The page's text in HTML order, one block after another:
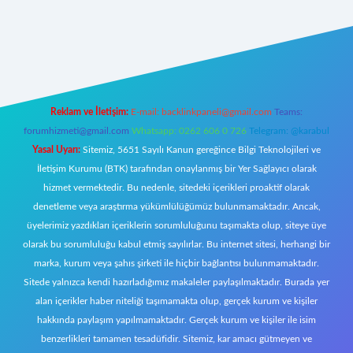
Reklam ve İletişim: E-mail: backlinkpaneli@gmail.com Teams:
forumhizmeti@gmail.com Whatsapp: 0262 606 0 726 Telegram: @karabul
Yasal Uyarı: Sitemiz, 5651 Sayılı Kanun gereğince Bilgi Teknolojileri ve
İletişim Kurumu (BTK) tarafından onaylanmış bir Yer Sağlayıcı olarak
hizmet vermektedir. Bu nedenle, sitedeki içerikleri proaktif olarak
denetleme veya araştırma yükümlülüğümüz bulunmamaktadır. Ancak,
üyelerimiz yazdıkları içeriklerin sorumluluğunu taşımakta olup, siteye üye
olarak bu sorumluluğu kabul etmiş sayılırlar. Bu internet sitesi, herhangi bir
marka, kurum veya şahıs şirketi ile hiçbir bağlantısı bulunmamaktadır.
Sitede yalnızca kendi hazırladığımız makaleler paylaşılmaktadır. Burada yer
alan içerikler haber niteliği taşımamakta olup, gerçek kurum ve kişiler
hakkında paylaşım yapılmamaktadır. Gerçek kurum ve kişiler ile isim
benzerlikleri tamamen tesadüfidir. Sitemiz, kar amacı gütmeyen ve